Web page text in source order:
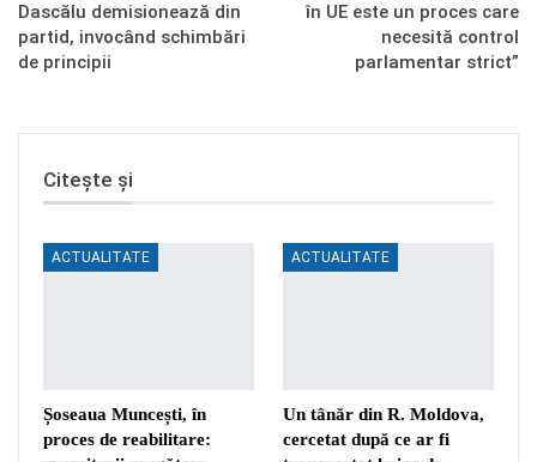
Dascălu demisionează din
partid, invocând schimbări
de principii
în UE este un proces care
necesită control
parlamentar strict”
Citește și
ACTUALITATE
Șoseaua Muncești, în
proces de reabilitare:
ACTUALITATE
Un tânăr din R. Moldova,
cercetat după ce ar fi